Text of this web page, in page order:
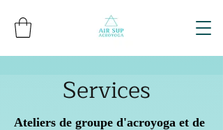
Services
Ateliers de groupe d'acroyoga et de